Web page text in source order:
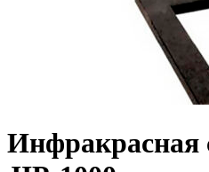
Инфракрасная